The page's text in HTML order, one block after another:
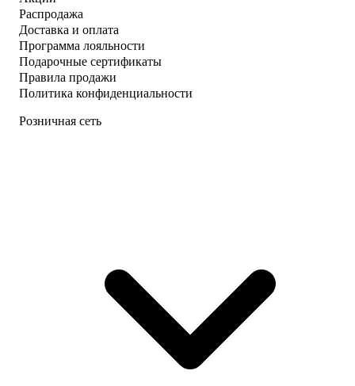
Распродажа
Доставка и оплата
Программа лояльности
Подарочные сертификаты
Правила продажи
Политика конфиденциальности
Розничная сеть